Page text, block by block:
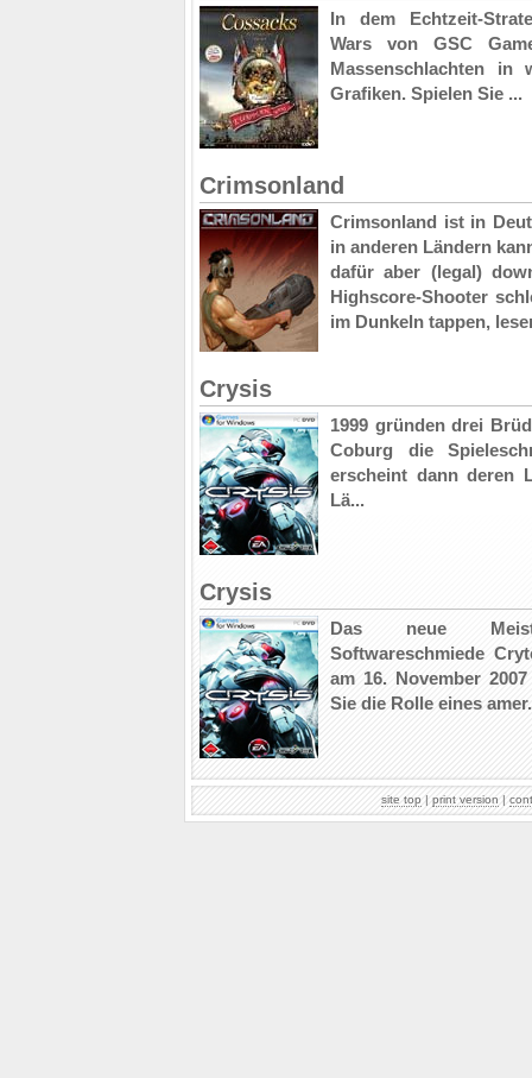
In dem Echtzeit-
Wars von GSC
Massenschlachten in
Grafiken. Spielen Sie ...
Crimsonland
Crimsonland ist in
in anderen Ländern
dafür aber (legal)
Highscore-Shooter
im Dunkeln tappen,
Crysis
1999 gründen drei
Coburg die
erscheint dann deren
Lä...
Crysis
Das neue
Softwareschmiede
am 16. November
Sie die Rolle eines
site top | print version |